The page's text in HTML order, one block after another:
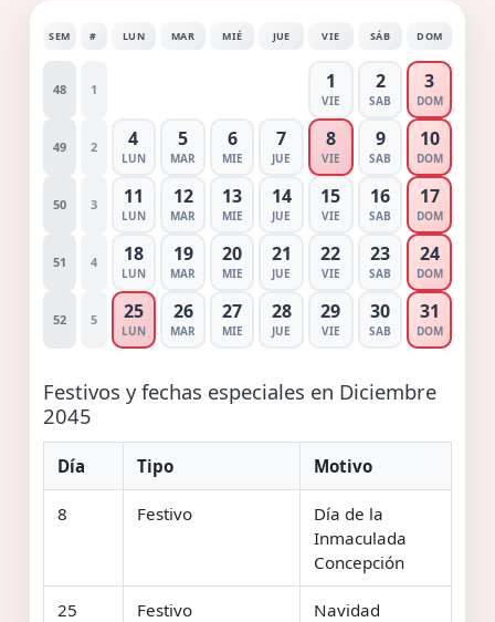
SEM # LUN MAR MIÉ JUE VIE SÁB DOM
48 1 1
VIE
2
SAB
3
DOM
49 2 4
LUN
5
MAR
6
MIE
7
JUE
8
VIE
9
SAB
10
DOM
50 3 11
LUN
12
MAR
13
MIE
14
JUE
15
VIE
16
SAB
17
DOM
51 4 18
LUN
19
MAR
20
MIE
21
JUE
22
VIE
23
SAB
24
DOM
52 5 25
LUN
26
MAR
27
MIE
28
JUE
29
VIE
30
SAB
31
DOM
Festivos y fechas especiales en Diciembre
2045
Día Tipo Motivo
8 Festivo
Día de la
Inmaculada
Concepción
25 Festivo Navidad